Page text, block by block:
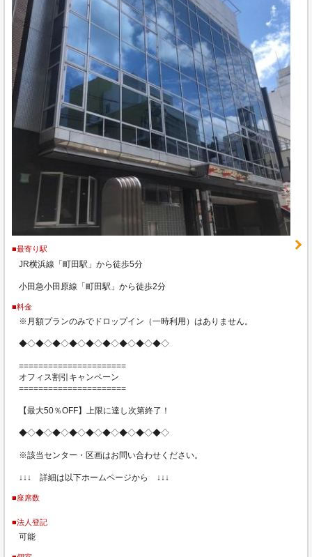
■最寄り駅
JR横浜線「町田駅」から徒歩5分
小田急小田原線「町田駅」から徒歩2分
■料金
※月額プランのみでドロップイン（一時利用）はありません。
◆◇◆◇◆◇◆◇◆◇◆◇◆◇◆◇◆◇
======================
オフィス割引キャンペーン
======================
【最大50％OFF】上限に達し次第終了！
◆◇◆◇◆◇◆◇◆◇◆◇◆◇◆◇◆◇
※該当センター・区画はお問い合わせください。
↓↓↓ 詳細は以下ホームページから ↓↓↓
■座席数
■法人登記
可能